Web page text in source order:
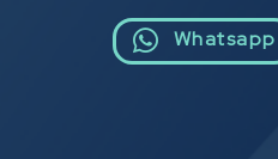
Whatsapp